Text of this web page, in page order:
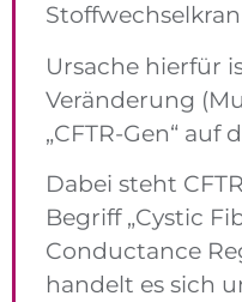
Ursache hierfür
Veränderung
„CFTR-Gen“ auf
Dabei steht
Begriff „Cystic
Conductance
handelt es sich